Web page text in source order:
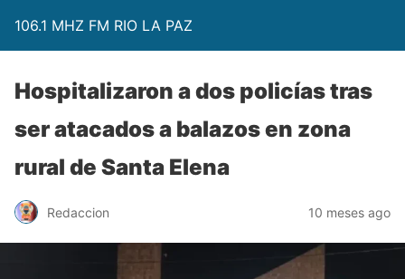
106.1 MHZ FM RIO LA PAZ
Hospitalizaron a dos policías tras
ser atacados a balazos en zona
rural de Santa Elena
Redaccion 10 meses ago